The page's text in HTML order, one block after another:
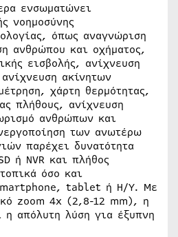
ενσωματώνει
νοημοσύνης
όπως αναγνώριση
ανθρώπου και οχήματος,
εισβολής, ανίχνευση
ακίνητων
χάρτη θερμότητας,
πλήθους, ανίχνευση
ανθρώπων και
των ανωτέρω
παρέχει δυνατότητα
ή ΝVR και πλήθος
όσο και
tablet ή Η/Υ. Με
zoom 4x (2,8-12 mm), η
η απόλυτη λύση για έξυπνη